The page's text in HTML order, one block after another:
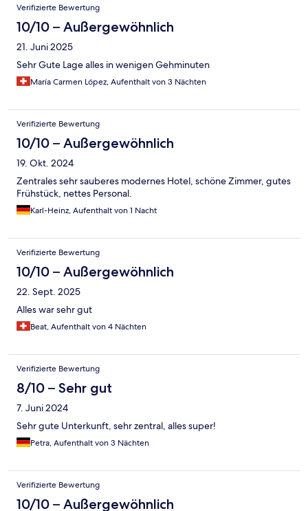
Verifizierte Bewertung
10/10 – Außergewöhnlich
21. Juni 2025
Sehr Gute Lage alles in wenigen Gehminuten
María Carmen López, Aufenthalt von 3 Nächten
Verifizierte Bewertung
10/10 – Außergewöhnlich
19. Okt. 2024
Zentrales sehr sauberes modernes Hotel, schöne Zimmer, gutes
Frühstück, nettes Personal.
Karl-Heinz, Aufenthalt von 1 Nacht
Verifizierte Bewertung
10/10 – Außergewöhnlich
22. Sept. 2025
Alles war sehr gut
Beat, Aufenthalt von 4 Nächten
Verifizierte Bewertung
8/10 – Sehr gut
7. Juni 2024
Sehr gute Unterkunft, sehr zentral, alles super!
Petra, Aufenthalt von 3 Nächten
Verifizierte Bewertung
10/10 – Außergewöhnlich